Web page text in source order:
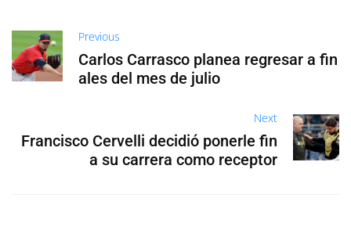
Previous
Carlos Carrasco planea regresar a fin
ales del mes de julio
Next
Francisco Cervelli decidió ponerle fin
a su carrera como receptor